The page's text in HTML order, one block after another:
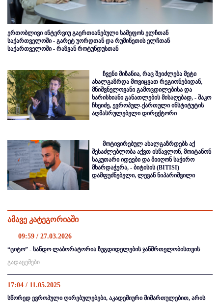
ერთობლივი ინტერვიუ გაერთიანებული სამეფოს ელჩთან
საქართველოში - გარეტ უორდთან და რუმინეთის ელჩთან
საქართველოში - რაზვან როტუნდუსთან
ჩვენი მიზანია, რაც შეიძლება მეტი
ახალგაზრდა მოვიცვათ რეგიონებიდან,
მნიშვნელოვანი გამოცდილებისა და
ხარისხიანი განათლების მისაღებად, - შაკო
ჩხეიძე, ევროპულ-ქართული ინსტიტუტის
აღმასრულებელი დირექტორი
მოტივირებულ ახალგაზრდებს აქ
შესაძლებლობა აქვთ ისწავლონ, მოიტანონ
საკუთარი იდეები და მიიღონ საჭირო
მხარდაჭერა, - ბიტისის (BITISI)
დამფუძნებელი, ლევან ნიპარიშვილი
ამავე კატეგორიაში
09:59 / 27.03.2026
“ციტო” - სანდო ლაბორატორია ზუგდიდელების ჯანმრთელობისთვის
გადაცემები
17:04 / 11.05.2025
სწორედ ევროპული ღირებულებები, აკადემიური მიმართულებით, არის